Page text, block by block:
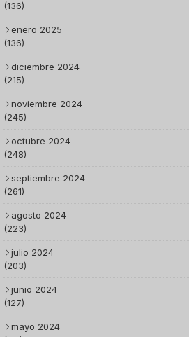
(136)
enero 2025
(136)
diciembre 2024
(215)
noviembre 2024
(245)
octubre 2024
(248)
septiembre 2024
(261)
agosto 2024
(223)
julio 2024
(203)
junio 2024
(127)
mayo 2024